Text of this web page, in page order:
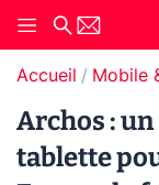
Accueil Mobile
Archos :
tablette